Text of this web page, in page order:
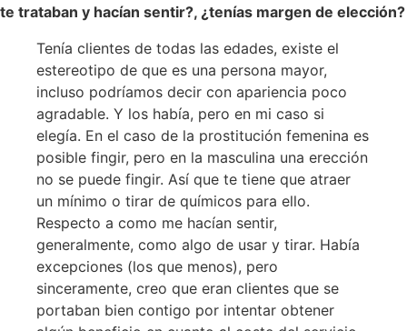
te trataban y hacían sentir?, ¿tenías margen de elección?
Tenía clientes de todas las edades, existe el
estereotipo de que es una persona mayor,
incluso podríamos decir con apariencia poco
agradable. Y los había, pero en mi caso si
elegía. En el caso de la prostitución femenina es
posible fingir, pero en la masculina una erección
no se puede fingir. Así que te tiene que atraer
un mínimo o tirar de químicos para ello.
Respecto a como me hacían sentir,
generalmente, como algo de usar y tirar. Había
excepciones (los que menos), pero
sinceramente, creo que eran clientes que se
portaban bien contigo por intentar obtener